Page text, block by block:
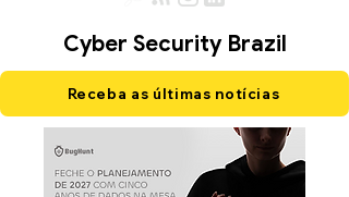
Cyber Security Brazil
Receba as últimas notícias